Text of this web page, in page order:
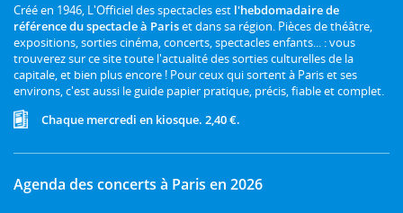
Créé en 1946, L'Officiel des spectacles est l'hebdomadaire de
référence du spectacle à Pariset dans sa région. Pièces de théâtre,
expositions, sorties cinéma, concerts, spectacles enfants... : vous
trouverez sur ce site toute l'actualité des sorties culturelles de la
capitale, et bien plus encore ! Pour ceux qui sortent à Paris et ses
environs, c'est aussi le guide papier pratique, précis, fiable et complet.
Chaque mercredi en kiosque. 2,40 €.
Agenda des concerts à Paris en 2026